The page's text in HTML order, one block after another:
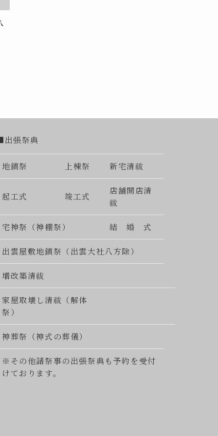
張祭典
地鎮祭 上棟祭 新宅清祓
起工式 竣工式
店舗開店清
祓
宅神祭（神棚祭） 結 婚 式
出雲屋敷地鎮祭（出雲大社八方除）
増改築清祓
家屋取壊し清祓（解体
祭）
神葬祭（神式の葬儀）
※その他諸祭事の出張祭典も予約を受付
けております。